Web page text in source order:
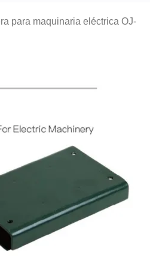
para maquinaria eléctrica OJ-